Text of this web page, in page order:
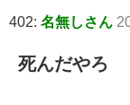
402: 名無しさん
死んだやろ